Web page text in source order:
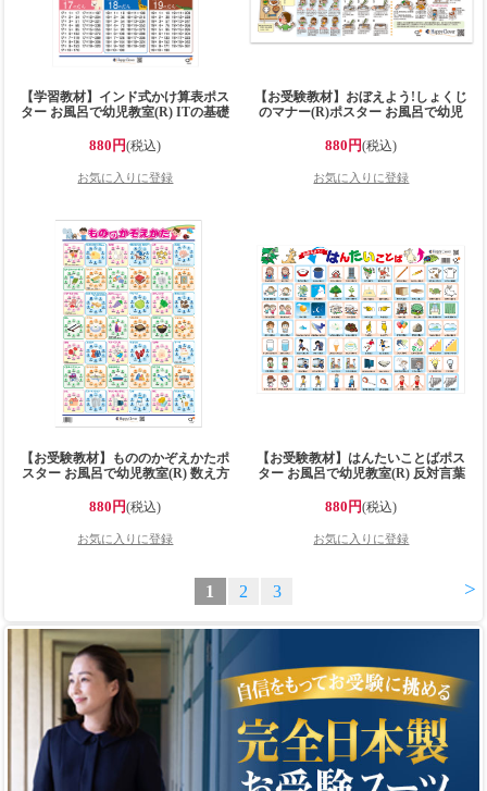
【学習教材】インド式かけ算表ポス
ター お風呂で幼児教室(R) ITの基礎
習に 大きなB2サイズ(728x515mm)の
学習ポスター お風呂で学習 小学生向
け 知育玩具 日本製で安心安全 お風
呂ポスター【お風呂に貼れる】
880円(税込)
【お受験教材】おぼえよう!しょくじ
のマナー(R)ポスター お風呂で幼児
ズ(728x515mm)の学習ポスター お風
呂で学習 小学校受験 小学校受験準備
食育 知育玩具 日本製で安心安全 お
風呂ポスター 小学校受験問題に対応
880円(税込)
【お受験教材】もののかぞえかたポ
スター お風呂で幼児教室(R) 数え方
の学習ポスター お風呂で学習 小学校
受験 小学校受験準備 知育玩具 日本
製で安心安全 お風呂ポスター 小学校
受験問題に対応【お風呂に貼れる】
880円(税込)
【お受験教材】はんたいことばポス
ター お風呂で幼児教室(R) 反対言葉
(728x515mm)の学習ポスター お風呂
で学習 小学校受験 小学校受験準備
知育玩具 日本製で安心安全 お風呂ポ
スター 小学校受験問題に対応【お風
880円(税込)
>
1 2 3